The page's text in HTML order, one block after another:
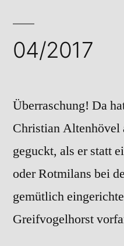
04/2017
Überraschung! Da
Christian Altenhövel
geguckt, als er statt
oder Rotmilans bei
gemütlich
Greifvogelhorst